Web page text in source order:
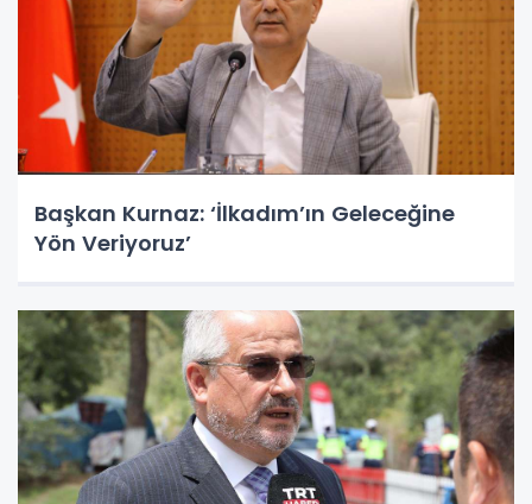
Başkan Kurnaz: ‘İlkadım’ın Geleceğine
Yön Veriyoruz’